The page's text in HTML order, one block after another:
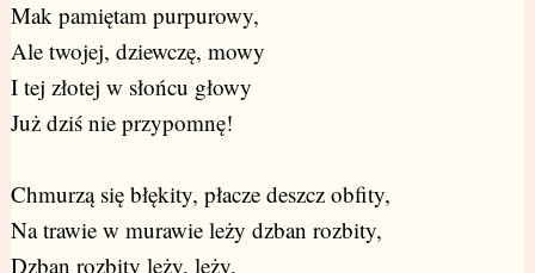
Mak pamiętam purpurowy,
Ale twojej, dziewczę, mowy
I tej złotej w słońcu głowy
Już dziś nie przypomnę!
Chmurzą się błękity, płacze deszcz obfity,
Na trawie w murawie leży dzban rozbity,
Dzban rozbity leży, leży,